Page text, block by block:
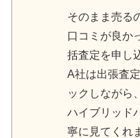
そのまま売る
口コミが良か
括査定を申し
A社は出張査
ックしながら、
ハイブリッド
寧に見てくれ